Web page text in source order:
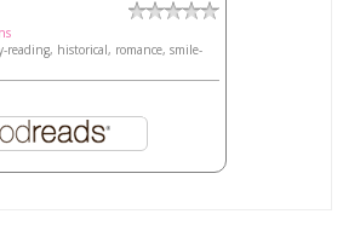
reading, historical, romance, smile-